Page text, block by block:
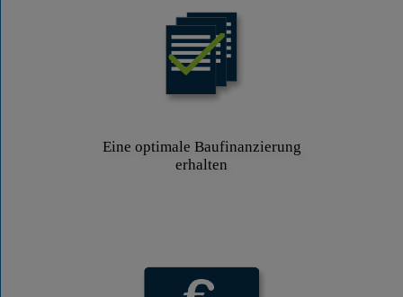
Eine optimale Baufinanzierung
erhalten